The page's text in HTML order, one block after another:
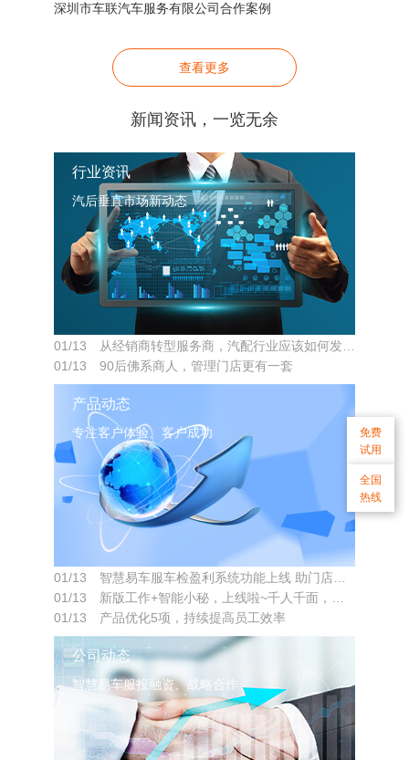
免费
试用
全国
热线
深圳市车联汽车服务有限公司合作案例
查看更多
新闻资讯，一览无余
行业资讯
汽后垂直市场新动态
01/13 90后佛系商人，管理门店更有一套
产品动态
专注客户体验、客户成功
01/13 产品优化5项，持续提高员工效率
公司动态
智慧易车服投融资、战略合作